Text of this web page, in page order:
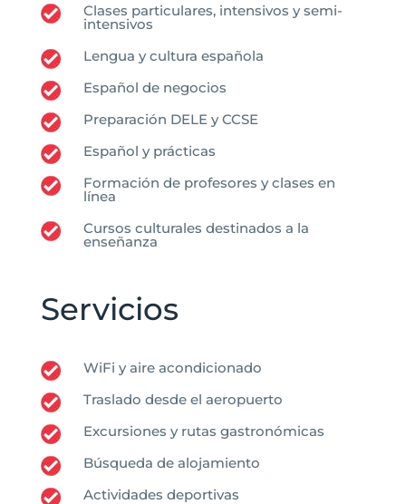
Clases particulares, intensivos y semi-
intensivos
Lengua y cultura española
Español de negocios
Preparación DELE y CCSE
Español y prácticas
Formación de profesores y clases en
línea
Cursos culturales destinados a la
enseñanza
Servicios
WiFi y aire acondicionado
Traslado desde el aeropuerto
Excursiones y rutas gastronómicas
Búsqueda de alojamiento
Actividades deportivas